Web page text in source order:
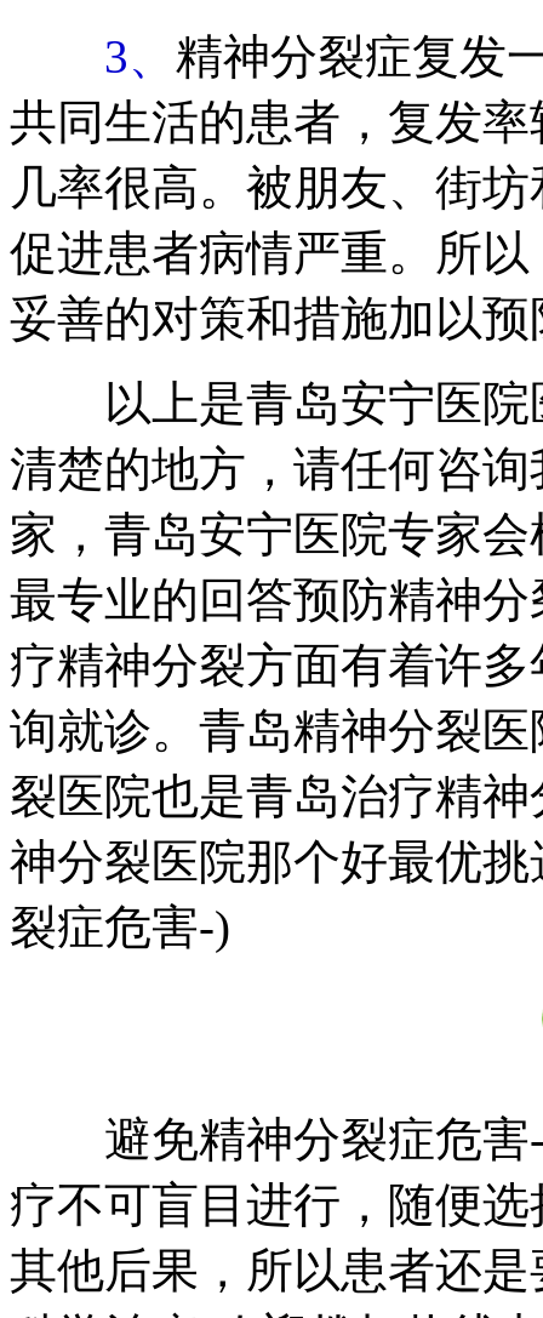
3、 精神分裂症复发
共同生活的患者，复发
几率很高。被朋友、街
促进患者病情严重。所
妥善的对策和措施加以预
以上是青岛安宁医院
清楚的地方，请任何咨
家，青岛安宁医院专家
最专业的回答预防精神
疗精神分裂方面有着许
询就诊。青岛精神分裂
裂医院也是青岛治疗精
神分裂医院那个好最优
裂症危害-)
避免精神分裂症危害
疗不可盲目进行，随便
其他后果，所以患者还